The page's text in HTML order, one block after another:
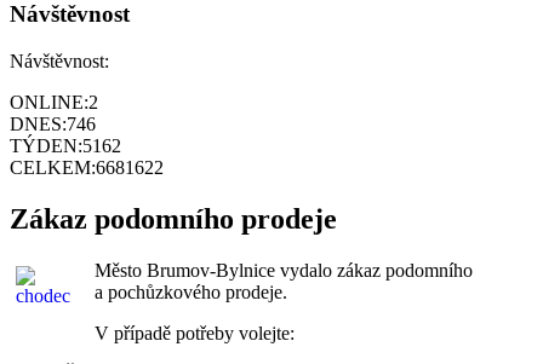
Návštěvnost
Návštěvnost:
ONLINE:2
DNES:746
TÝDEN:5162
CELKEM:6681622
Zákaz podomního prodeje
Město Brumov-Bylnice vydalo zákaz podomního
a pochůzkového prodeje.
V případě potřeby volejte: